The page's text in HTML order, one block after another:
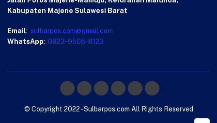
Kabupaten Majene Sulawesi Barat
Email: sulbarpos.com@gmail.com
WhatsApp: 0823-9505-8123
© Copyright 2022 - Sulbarpos.com All Rights Reserved